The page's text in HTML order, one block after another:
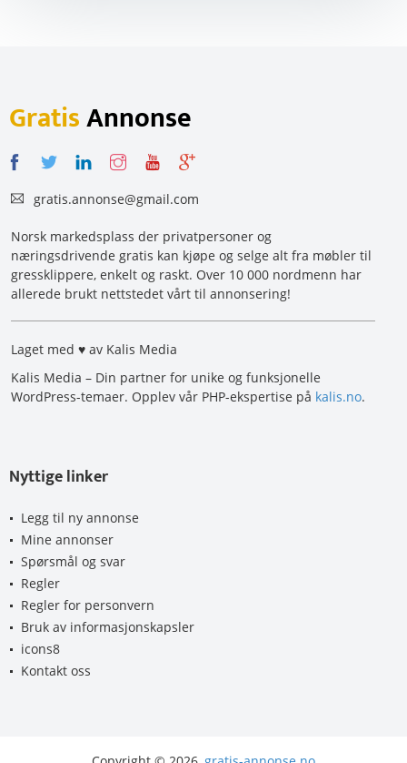
GratisAnnonse
gratis.annonse@gmail.com
Norsk markedsplass der privatpersoner og
næringsdrivende gratis kan kjøpe og selge alt fra møbler til
gressklippere, enkelt og raskt. Over 10 000 nordmenn har
allerede brukt nettstedet vårt til annonsering!
Laget med ♥ av Kalis Media
Kalis Media – Din partner for unike og funksjonelle
WordPress-temaer. Opplev vår PHP-ekspertise på kalis.no.
Nyttige linker
Legg til ny annonse
Mine annonser
Spørsmål og svar
Regler
Regler for personvern
Bruk av informasjonskapsler
icons8
Kontakt oss